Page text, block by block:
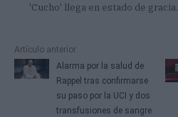
'Cucho' llega en estado de gracia.
Artículo anterior
Alarma por la salud de
Rappel tras confirmarse
su paso por la UCI y dos
transfusiones de sangre